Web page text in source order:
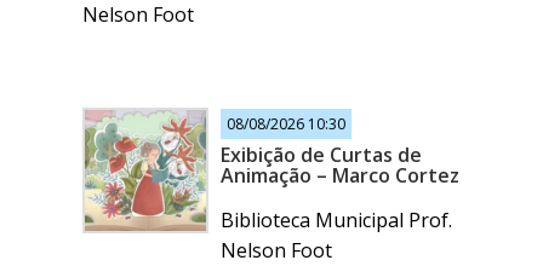
Nelson Foot
08/08/2026 10:30
Exibição de Curtas de
Animação – Marco Cortez
Biblioteca Municipal Prof.
Nelson Foot